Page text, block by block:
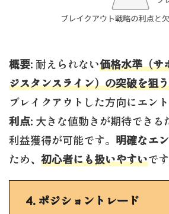
概要: 耐えられない価格水準（サ
ジスタンスライン）の突破を狙
ブレイクアウトした方向にエント
利点: 大きな値動きが期待できる
利益獲得が可能です。 明確なエ
ため、 初心者にも扱いやすいです
4. ポジショントレード